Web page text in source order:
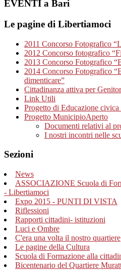
EVENTI a Bari
Le pagine di Libertiamoci
2011 Concorso Fotografico
2012 Concorso fotografico
2013 Concorso Fotografico
2014 Concorso Fotografico
dimenticare”
Cittadinanza attiva per
Link Utili
Progetto di Educazione civica
Progetto MunicipioAperto
Documenti relativi al
I nostri incontri nelle
Sezioni
News
ASSOCIAZIONE Scuola di
- Libertiamoci
Expo 2015 - PUNTI DI VISTA
Riflessioni
Rapporti cittadini- istituzioni
Luci e Ombre
C'era una volta il nostro quartiere
Le pagine della Cultura
Scuola di Formazione alla
Bicentenario del Quartiere